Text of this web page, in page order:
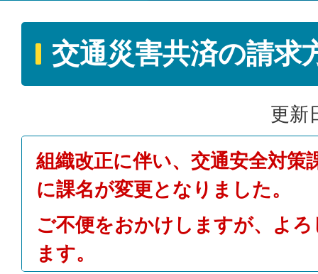
交通災害共済の請求
更新
組織改正に伴い、交通安全対策
に課名が変更となりました。
ご不便をおかけしますが、よ
ます。